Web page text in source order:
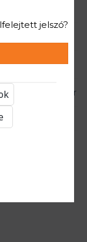
Schoeller
jelszó?